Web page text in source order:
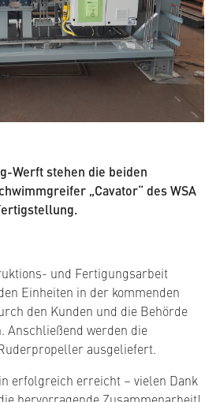
Werft stehen die beiden
„Cavator“ des WSA
und Fertigungsarbeit
Einheiten in der kommenden
den Kunden und die Behörde
Anschließend werden die
ausgeliefert.
erfolgreich erreicht – vielen Dank